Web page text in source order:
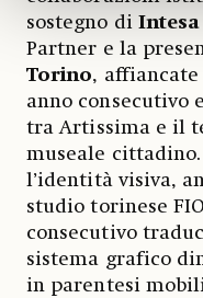
sostegno di
Partner e la
Torino,
anno consecutivo
tra Artissima e il
museale
l’identità visiva,
studio torinese
consecutivo
sistema grafico
in parentesi